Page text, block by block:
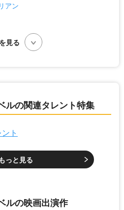
アン
ルの関連タレント特集
ト
もっと見る
ルの映画出演作